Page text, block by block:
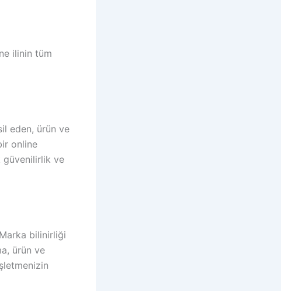
ilinin tüm
eden, ürün ve
online
güvenilirlik ve
bilinirliği
ürün ve